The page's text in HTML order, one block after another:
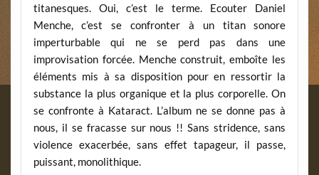
titanesques. Oui, c’est le terme. Ecouter Daniel
Menche, c’est se confronter à un titan sonore
imperturbable qui ne se perd pas dans une
improvisation forcée. Menche construit, emboîte les
éléments mis à sa disposition pour en ressortir la
substance la plus organique et la plus corporelle. On
se confronte à Kataract. L’album ne se donne pas à
nous, il se fracasse sur nous !! Sans stridence, sans
violence exacerbée, sans effet tapageur, il passe,
puissant, monolithique.